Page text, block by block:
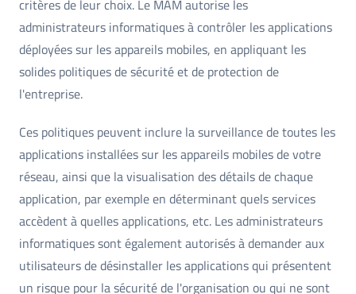
critères de leur choix. Le MAM autorise les
administrateurs informatiques à contrôler les applications
déployées sur les appareils mobiles, en appliquant les
solides politiques de sécurité et de protection de
l'entreprise.
Ces politiques peuvent inclure la surveillance de toutes les
applications installées sur les appareils mobiles de votre
réseau, ainsi que la visualisation des détails de chaque
application, par exemple en déterminant quels services
accèdent à quelles applications, etc. Les administrateurs
informatiques sont également autorisés à demander aux
utilisateurs de désinstaller les applications qui présentent
un risque pour la sécurité de l'organisation ou qui ne sont